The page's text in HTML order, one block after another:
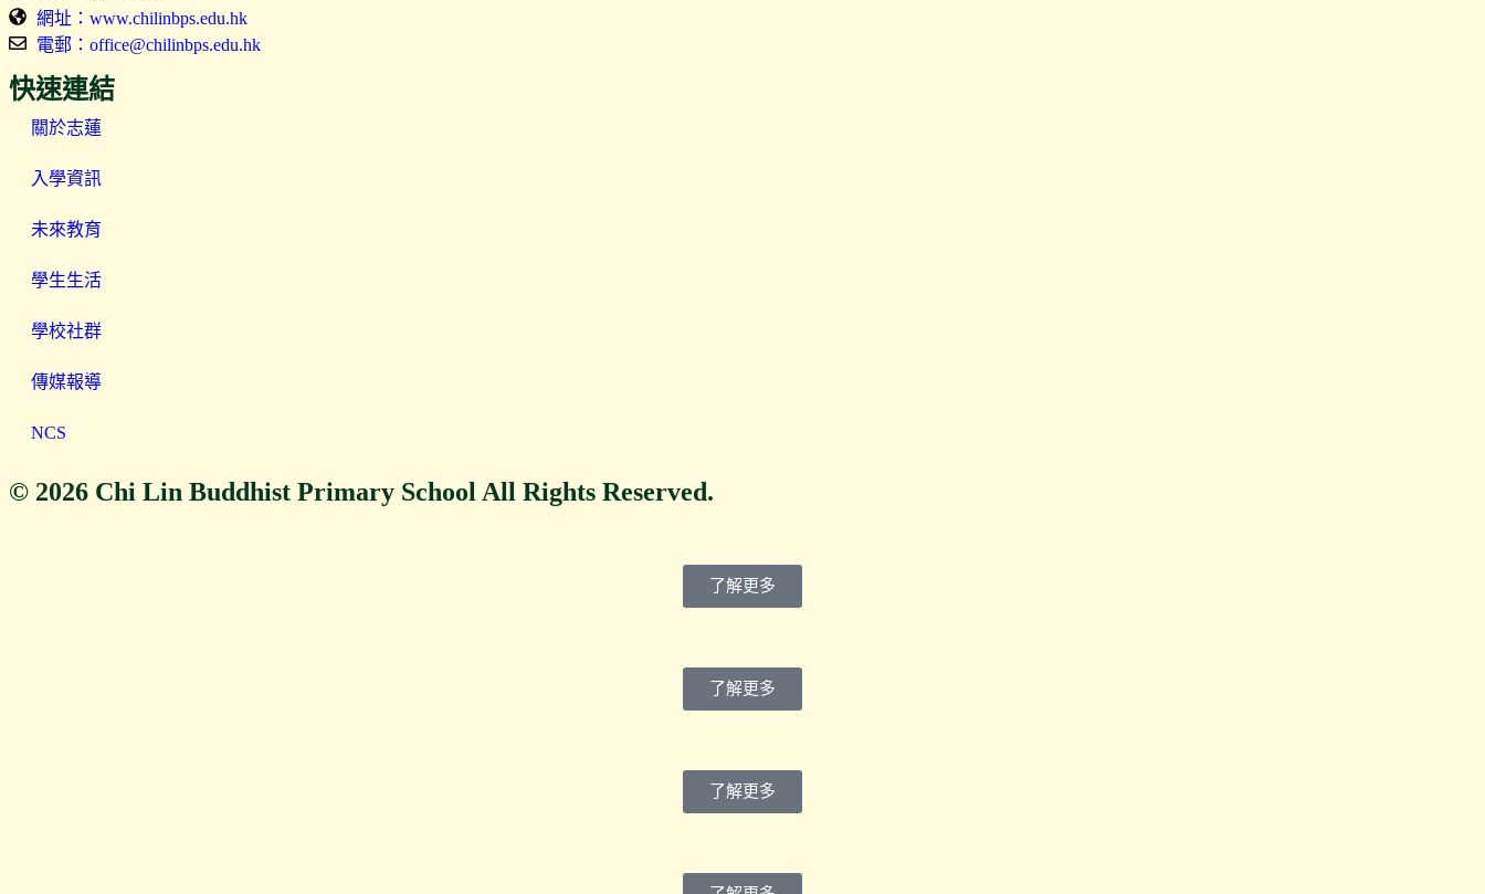
網址：www.chilinbps.edu.hk
電郵：office@chilinbps.edu.hk
快速連結
關於志蓮
入學資訊
未來教育
學生生活
學校社群
傳媒報導
NCS
© 2026 Chi Lin Buddhist Primary School All Rights Reserved.
了解更多
了解更多
了解更多